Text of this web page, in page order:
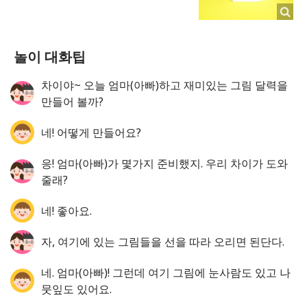
놀이 대화팁
차이야~ 오늘 엄마(아빠)하고 재미있는 그림 달력을
만들어 볼까?
네! 어떻게 만들어요?
응! 엄마(아빠)가 몇가지 준비했지. 우리 차이가 도와
줄래?
네! 좋아요.
자, 여기에 있는 그림들을 선을 따라 오리면 된단다.
네. 엄마(아빠)! 그런데 여기 그림에 눈사람도 있고 나
뭇잎도 있어요.